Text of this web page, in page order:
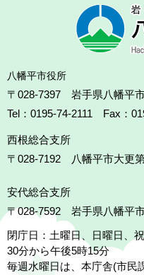
八幡平市役所
〒028-7397 岩手県八幡平
Tel：0195-74-2111 Fax：
西根総合支所
〒028-7192
八幡平市大更
安代総合支所
〒028-7592
岩手県八幡平
閉庁日：土曜日、日曜日、
30分から午後5時15分
毎週水曜日は、本庁舎(市民